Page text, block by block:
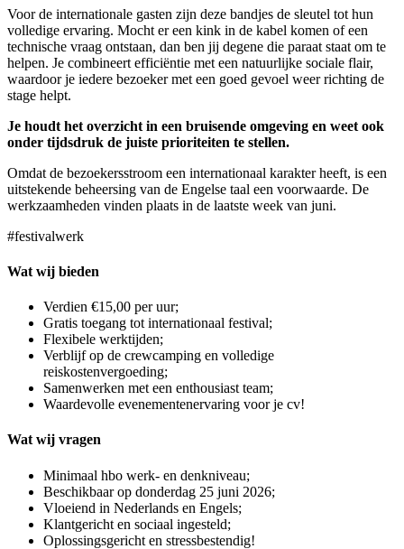
Voor de internationale gasten zijn deze bandjes de sleutel tot hun
volledige ervaring. Mocht er een kink in de kabel komen of een
technische vraag ontstaan, dan ben jij degene die paraat staat om te
helpen. Je combineert efficiëntie met een natuurlijke sociale flair,
waardoor je iedere bezoeker met een goed gevoel weer richting de
stage helpt.
Je houdt het overzicht in een bruisende omgeving en weet ook
onder tijdsdruk de juiste prioriteiten te stellen.
Omdat de bezoekersstroom een internationaal karakter heeft, is een
uitstekende beheersing van de Engelse taal een voorwaarde. De
werkzaamheden vinden plaats in de laatste week van juni.
#festivalwerk
Wat wij bieden
Verdien €15,00 per uur;
Gratis toegang tot internationaal festival;
Flexibele werktijden;
Verblijf op de crewcamping en volledige
reiskostenvergoeding;
Samenwerken met een enthousiast team;
Waardevolle evenementenervaring voor je cv!
Wat wij vragen
Minimaal hbo werk- en denkniveau;
Beschikbaar op donderdag 25 juni 2026;
Vloeiend in Nederlands en Engels;
Klantgericht en sociaal ingesteld;
Oplossingsgericht en stressbestendig!